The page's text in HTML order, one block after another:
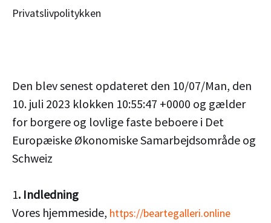
Privatslivpolitykken
Den blev senest opdateret den 10/07/Man, den
10. juli 2023 klokken 10:55:47 +0000 og gælder
for borgere og lovlige faste beboere i Det
Europæiske Økonomiske Samarbejdsområde og
Schweiz
1. Indledning
Vores hjemmeside, https://beartegalleri.online